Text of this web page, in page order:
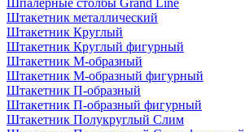
Шпалерные столбы Grand Line
Штакетник металлический
Штакетник Круглый
Штакетник Круглый фигурный
Штакетник М-образный
Штакетник М-образный фигурный
Штакетник П-образный
Штакетник П-образный фигурный
Штакетник Полукруглый Слим